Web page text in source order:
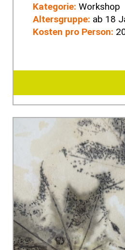
Kategorie: Workshop
Altersgruppe: ab 18
Kosten pro Person: